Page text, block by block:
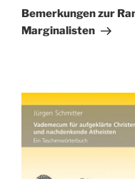
Beitrag
Bemerkungen zur
Marginalisten